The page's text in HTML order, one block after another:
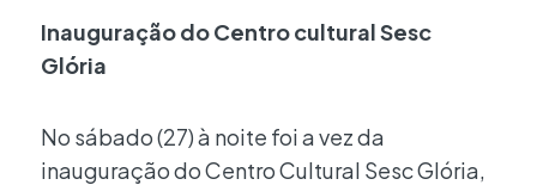
Inauguração do Centro cultural Sesc
Glória
No sábado (27) à noite foi a vez da
inauguração do Centro Cultural Sesc Glória,